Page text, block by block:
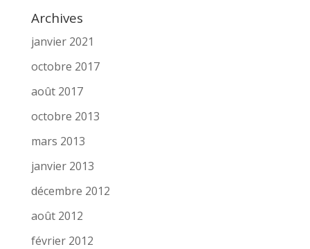
Archives
janvier 2021
octobre 2017
août 2017
octobre 2013
mars 2013
janvier 2013
décembre 2012
août 2012
février 2012